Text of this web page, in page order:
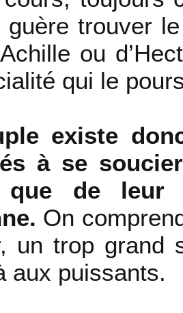
guère trouver
ou
qui le
existe
à se
que de leur
On
un trop grand
aux puissants.